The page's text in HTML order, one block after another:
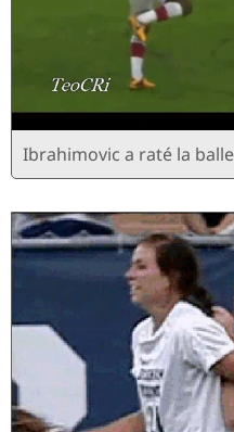
Ibrahimovic a raté la